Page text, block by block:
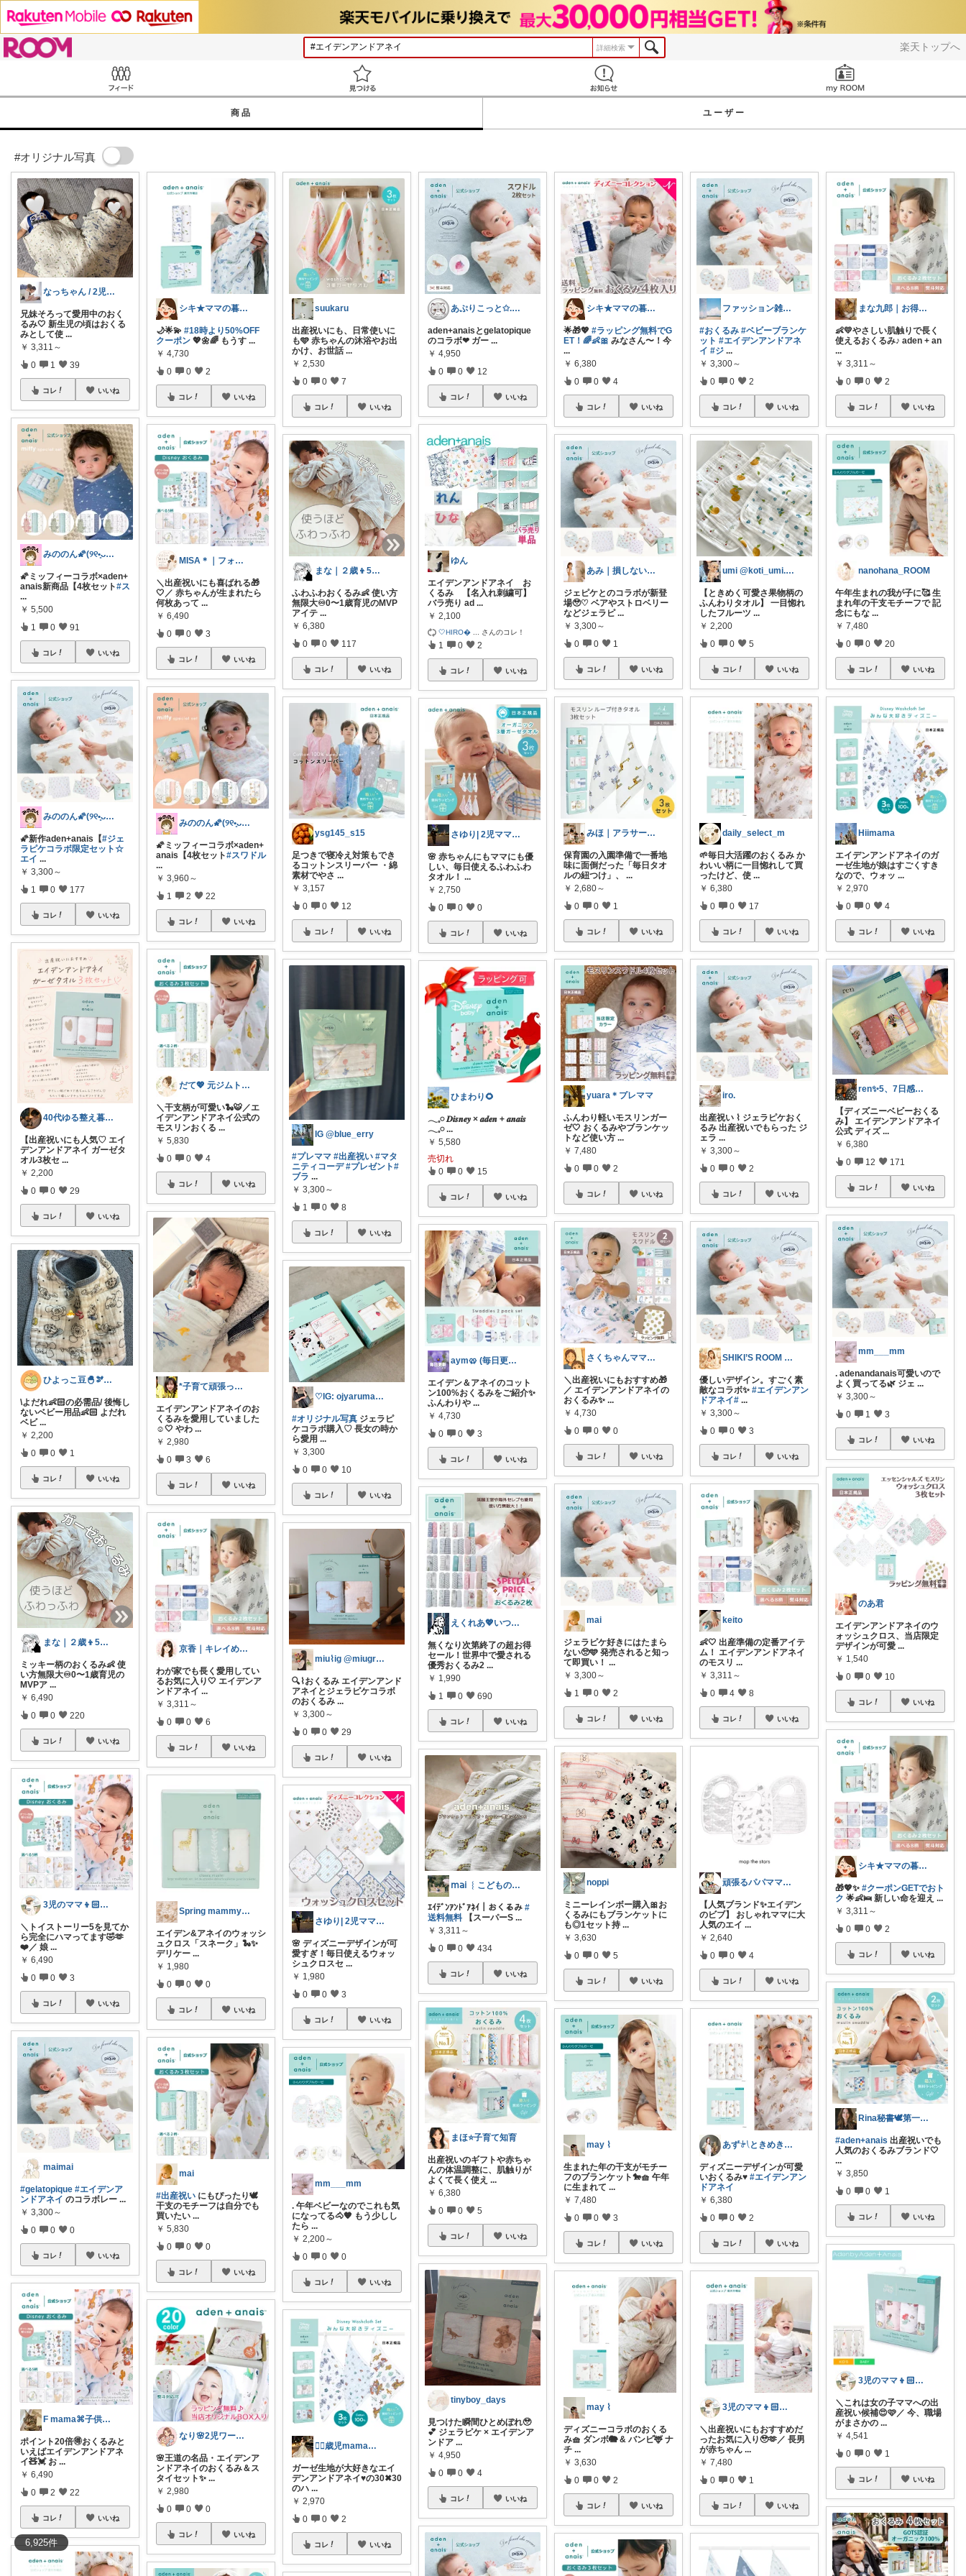
楽天トップへ
詳細検索
商品 ユーザー
#オリジナル写真
6,925件
なっちゃん / 2児ママ‎🤍
兄妹そろって愛用中のおく
るみ🤍 新生児の頃はおくる
みとして使 ...
￥ 3,311～
0 1 39
コレ いいね
みののん🌠(୨୧•͈ᴗ•͈)感謝♡
🌠ミッフィーコラボ×aden+
anais新商品【4枚セット#ス
...
￥ 5,500
1 0 91
コレ いいね
みののん🌠(୨୧•͈ᴗ•͈)感謝♡
🌠新作aden+anais【#ジェ
ラピケコラボ限定セット☆
エイ ...
￥ 3,300～
1 0 177
コレ いいね
40代ゆる整え暮らし｜Aim3
【出産祝いにも人気♡ エイ
デンアンドアネイ ガーゼタ
オル3枚セ ...
￥ 2,200
0 0 29
コレ いいね
ひよっこ豆🐣🫘2児mama
\よだれ👶🏻の必需品/ 後悔し
ないベビー用品👶🏻 よだれ
ベビ ...
￥ 2,200
0 0 1
コレ いいね
まな｜２歳👦5歳👧ママ
ミッキー柄のおくるみ👶 使
い方無限大♾️0〜1歳育児の
MVPア ...
￥ 6,490
0 0 220
コレ いいね
3児のママ👦🏻👦🏻👧🏻
＼トイストーリー5を見てか
ら完全にハマってます🤣🫶
❤️／ 娘 ...
￥ 6,490
0 0 3
コレ いいね
maimai
#gelatopique #エイデンア
ンドアネイ のコラボレー ...
￥ 3,300～
0 0 0
コレ いいね
F mama⌘子供３人と猫2匹との暮らし
ポイント20倍🉐おくるみと
いえばエイデンアンドアネ
イ🧸💓 お ...
￥ 6,490
0 2 22
コレ いいね
シキ★ママの暮らし、キッズ
🌙🌟💫#18時より50%OFF
クーポン 💖🌼🌈 もうす ...
￥ 4,730
0 0 2
コレ いいね
MISA＊｜フォロワー様から購入🫶
＼出産祝いにも喜ばれる🎁
🤍／ 赤ちゃんが生まれたら
何枚あって ...
￥ 6,490
0 0 3
コレ いいね
みののん🌠(୨୧•͈ᴗ•͈)感謝♡
🌠ミッフィーコラボ×aden+
anais【4枚セット#スワドル
...
￥ 3,960～
1 2 22
コレ いいね
だて💖 元ジムトレーナーママ子育て美容
＼干支柄が可愛い🐍🐯／エ
イデンアンドアネイ公式の
モスリンおくる ...
￥ 5,830
0 0 4
コレ いいね
*子育て頑張ってます*ミオレオママ
エイデンアンドアネイのお
くるみを愛用していました
☺️🤍 やわ ...
￥ 2,980
0 3 6
コレ いいね
京香｜キレイめ派ワーママの暮らし経由感謝
わが家でも長く愛用してい
るお気に入り🤍 エイデンア
ンドアネイ ...
￥ 3,311～
0 0 6
コレ いいね
Spring mammy👶🌸
エイデン&アネイのウォッシ
ュクロス「スネーク」🐍✨
デリケー ...
￥ 1,980
0 0 0
コレ いいね
mai
#出産祝い にもぴったり🕊️
干支のモチーフは自分でも
買いたい ...
￥ 5,830
0 0 0
コレ いいね
なり🌸2児ワーママの楽しい暮らし
🌸王道の名品・エイデンア
ンドアネイのおくるみ＆ス
タイセット✨️ ...
￥ 2,980
0 0 0
コレ いいね
suukaru
出産祝いにも、日常使いに
も🩵 赤ちゃんの沐浴やお出
かけ、お世話 ...
￥ 2,530
0 0 7
コレ いいね
まな｜２歳👦5歳👧ママ
ふわふわおくるみ👶 使い方
無限大♾️0〜1歳育児のMVP
アイテ ...
￥ 6,380
0 0 117
コレ いいね
ysg145_s15
足つきで寝冷え対策もでき
るコットンスリーパー ・綿
素材でやさ ...
￥ 3,157
0 0 12
コレ いいね
IG @blue_erry
#プレママ #出産祝い #マタ
ニティコーデ #プレゼント#
ブラ ...
￥ 3,300～
1 0 8
コレ いいね
♡IG: ojyarumaru_a
#オリジナル写真 ジェラピ
ケコラボ購入♡ 長女の時か
ら愛用 ...
￥ 3,300
0 0 10
コレ いいね
miu⌇ig @miugram_322
🔍⌇おくるみ エイデンアンド
アネイとジェラピケコラボ
のおくるみ ...
￥ 3,300～
0 0 29
コレ いいね
さゆり| 2児ママお買い物メモ🧸
🌸 ディズニーデザインが可
愛すぎ！毎日使えるウォッ
シュクロスセ ...
￥ 1,980
0 0 3
コレ いいね
mm___mm
. 午年ベビーなのでこれも気
になってる🐴🧡 もう少しし
たら ...
￥ 2,200～
0 0 0
コレ いいね
☝🏼歳児mama👱🏼‍♀️みみみ
ガーゼ生地が大好きなエイ
デンアンドアネイ♥️の30✖︎30
のハ ...
￥ 2,970
0 0 2
コレ いいね
あぷりこっと✩.*˚100%ROOM経由
aden+anaisとgelatopique
のコラボ❤︎ ガー ...
￥ 4,950
0 0 12
コレ いいね
ゆん
エイデンアンドアネイ お
くるみ 【名入れ刺繍可】
バラ売り ad ...
￥ 2,100
🤍HIRO さんのコレ！
1 0 2
コレ いいね
さゆり| 2児ママお買い物メモ🧸
🌸 赤ちゃんにもママにも優
しい、毎日使えるふわふわ
タオル！...
￥ 2,750
0 0 0
コレ いいね
ひまわり🌻
𓂃𓈒𓏸 𝑫𝒊𝒔𝒏𝒆𝒚 × 𝒂𝒅𝒆𝒏 + 𝒂𝒏𝒂𝒊𝒔
𓂃𓈒𓏸...
￥ 5,580
売切れ
0 0 15
コレ いいね
aym🥨 (毎日更新してます🙌)
エイデン＆アネイのコット
ン100%おくるみをご紹介✨
ふんわりや ...
￥ 4,730
0 0 3
コレ いいね
えくれあ💖いつもありがとうございます✨
無くなり次第終了の超お得
セール！世界中で愛される
優秀おくるみ2 ...
￥ 1,990
1 0 690
コレ いいね
𝗆𝖺𝗂 ︴こどものいる暮らし
ｴｲﾃﾞﾝｱﾝﾄﾞｱﾈｲ｜おくるみ#
送料無料 【スーパーS ...
￥ 3,311～
0 0 434
コレ いいね
まほ⭐️子育て知育
出産祝いのギフトや赤ちゃ
んの体温調整に、肌触りが
よくて長く使え ...
￥ 6,380
0 0 5
コレ いいね
tinyboy_days
見つけた瞬間ひとめぼれ🥹
💕 ジェラピケ × エイデンア
ンドア ...
￥ 4,950
0 0 4
コレ いいね
シキ★ママの暮らし、キッズ
🌟🎁💖#ラッピング無料でG
ET！🌈👶🎀 みなさん〜！今
...
￥ 6,380
0 0 4
コレ いいね
あみ｜損しない出産準備ガイド
ジェピケとのコラボが新登
場🥹♡ ベアやストロベリー
などジェラピ ...
￥ 3,300～
0 0 1
コレ いいね
みほ｜アラサー主婦｜共働き｜2児育児中
保育園の入園準備で一番地
味に面倒だった「毎日タオ
ルの紐つけ」、
...
￥ 2,680～
0 0 1
コレ いいね
yuara＊プレママ
ふんわり軽いモスリンガー
ゼ🤍 おくるみやブランケッ
トなど使い方 ...
￥ 7,480
0 0 2
コレ いいね
さくちゃんママ✈旅行×暮らし｜ダイエット
＼出産祝いにもおすすめ🎁
／ エイデンアンドアネイの
おくるみ✨...
￥ 4,730
0 0 0
コレ いいね
mai
ジェラピケ好きにはたまら
ない🥺🩵 発売されると知っ
て即買い！...
￥ 3,300～
1 0 2
コレ いいね
noppi
ミニーレインボー購入🎀お
くるみにもブランケットに
も◎1セット持 ...
￥ 3,630
0 0 5
コレ いいね
may ⌇
生まれた年の干支がモチー
フのブランケット🐎🧺 午年
に生まれて ...
￥ 7,480
0 0 3
コレ いいね
may ⌇
ディズニーコラボのおくる
み🧺 ダンボ🐘 & バンビ🦌 ナ
チ ...
￥ 3,630
0 0 2
コレ いいね
ファッション雑貨/ベビー用品👶🏻🌸
#おくるみ #ベビーブランケ
ット #エイデンアンドアネ
イ #ジ ...
￥ 3,300～
0 0 2
コレ いいね
umi @koti_umi.diary
【ときめく可愛さ果物柄の
ふんわりタオル】 一目惚れ
したフルーツ ...
￥ 2,200
0 0 5
コレ いいね
daily_select_m
🌱毎日大活躍のおくるみ か
わいい柄に一目惚れして買
ったけど、使 ...
￥ 6,380
0 0 17
コレ いいね
iro.
出産祝い ⌇ ジェラピケおく
るみ 出産祝いでもらった ジ
ェラ ...
￥ 3,300～
0 0 2
コレ いいね
SHIKI’S ROOM by SAYA
優しいデザイン。すごく素
敵なコラボ✨#エイデンアン
ドアネイ# ...
￥ 3,300～
0 0 3
コレ いいね
keito
👶🤍 出産準備の定番アイテ
ム！ エイデンアンドアネイ
のモスリ ...
￥ 3,311～
0 4 8
コレ いいね
頑張るパパママ応援隊@育児・子供用品紹介
【人気ブランド✨エイデン
のビブ】 おしゃれママに大
人気のエイ ...
￥ 2,640
0 0 4
コレ いいね
あず𓍯ときめきグッズで出産準備𓎤𓅮
ディズニーデザインが可愛
いおくるみ♥#エイデンアン
ドアネイ
￥ 6,380
0 0 2
コレ いいね
3児のママ👦🏻👦🏻👧🏻
＼出産祝いにもおすすめだ
ったお気に入り🥹🫶／ 長男
が赤ちゃん ...
￥ 7,480
0 0 1
コレ いいね
まな九郎｜お得情報ROOM✨
👶💛やさしい肌触りで長く
使えるおくるみ♪ aden + an
...
￥ 3,311～
0 0 2
コレ いいね
nanohana_ROOM
午年生まれの我が子に🥰 生
まれ年の干支モチーフで 記
念にもな ...
￥ 7,480
0 0 20
コレ いいね
Hiimama
エイデンアンドアネイのガ
ーゼ生地が娘はすごくすき
なので、ウォッ ...
￥ 2,970
0 0 4
コレ いいね
ren✨5、7日感謝です💊🤔
【ディズニーベビーおくる
み】 エイデンアンドアネイ
公式 ディズ ...
￥ 6,380
0 12 171
コレ いいね
mm___mm
. adenandanais可愛いので
よく買ってる🌿 ジェ ...
￥ 3,300～
0 1 3
コレ いいね
のあ君
エイデンアンドアネイのウ
ォッシュクロス、当店限定
デザインが可愛 ...
￥ 1,540
0 0 10
コレ いいね
シキ★ママの暮らし、キッズ
🎁💖✨#クーポンGETでおト
ク 🌟👶🛌 新しい命を迎え ...
￥ 3,311～
0 0 2
コレ いいね
Rina秘書🕊️第一子妊娠中
#aden+anais 出産祝いでも
人気のおくるみブランド🤍
...
￥ 3,850
0 0 1
コレ いいね
3児のママ👦🏻👦🏻👧🏻
＼これは女の子ママへの出
産祝い候補😍🩷／ 今、職場
がまさかの ...
￥ 4,541
0 0 1
コレ いいね